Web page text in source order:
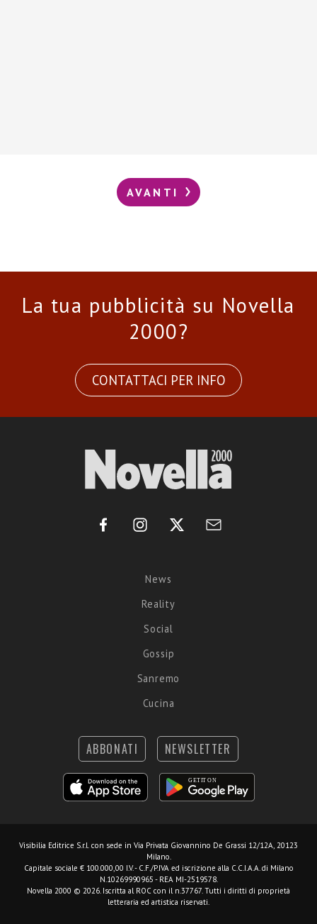
AVANTI
La tua pubblicità su Novella
2000?
CONTATTACI PER INFO
News
Reality
Social
Gossip
Sanremo
Cucina
ABBONATI NEWSLETTER
Visibilia Editrice S.r.l. con sede in Via Privata Giovannino De Grassi 12/12A, 20123
Milano.
Capitale sociale € 100.000,00 I.V. - C.F./P.IVA ed iscrizione alla C.C.I.A.A. di Milano
N.10269990965 - REA MI-2519578.
Novella 2000 © 2026. Iscritta al ROC con il n.37767. Tutti i diritti di proprietà
letteraria ed artistica riservati.